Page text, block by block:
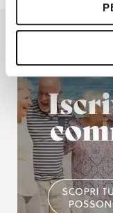
raccogliere
geografica,
Identificare
attivamente
(impronte
Approfondisci
e imposta le tue
modificare o
dalla Dichiarazione
Utilizziamo i